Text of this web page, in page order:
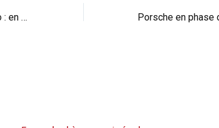
Huracán LP610-4 Super Trofeo : en développement